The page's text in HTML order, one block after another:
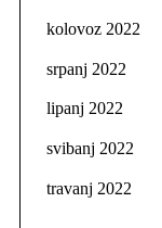
kolovoz 2022
srpanj 2022
lipanj 2022
svibanj 2022
travanj 2022